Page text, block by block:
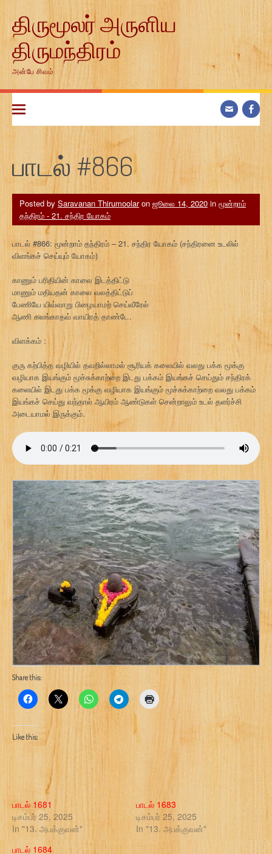
contentதிருமூலர் அருளிய
திருமந்திரம்
அன்பே சிவம்
பாடல் #866
Posted by Saravanan Thirumoolaron ஜூலை 14, 2020 in மூன்றாம்
தந்திரம் - 21. சந்திர யோகம்
பாடல் #866: மூன்றாம் தந்திரம் – 21. சந்திர யோகம் (சந்திரனை உடலில்
விளங்கச் செய்யும் யோகம்)
காணும் பரிதியின் காலை இடத்திட்டு
மாணும் மதியதன் காலை வலத்திட்டுப்
பேணியே யிவ்வாறு பிழையாமற் செய்வீரேல்
ஆணி கலங்காதவ் வாயிரத் தாண்டே.
விளக்கம் :
குரு கற்பித்த வழியில் தவறில்லாமல் சூரியக் கலையில் வலது பக்க மூக்கு
வழியாக இயங்கும் மூச்சுக்காற்றை இடது பக்கம் இயங்கச் செய்தும் சந்திரக்
கலையில் இடது பக்க மூக்கு வழியாக இயங்கும் மூச்சுக்காற்றை வலது பக்கம்
இயங்கச் செய்து வந்தால் ஆயிரம் ஆண்டுகள் சென்றாலும் உடல் தளர்ச்சி
அடையாமல் இருக்கும்.
Share this:
Like this:
பாடல் 1681
டிசம்பர் 25, 2025
In "13. அபக்குவன்"
பாடல் 1683
டிசம்பர் 25, 2025
In "13. அபக்குவன்"
பாடல் 1684